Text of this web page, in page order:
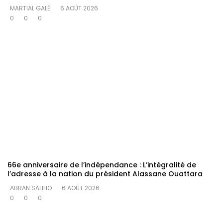
MARTIAL GALÉ
6 AOÛT 2026
0
0 0
66e anniversaire de l’indépendance : L’intégralité de
l’adresse à la nation du président Alassane Ouattara
ABRAN SALIHO
6 AOÛT 2026
0
0 0